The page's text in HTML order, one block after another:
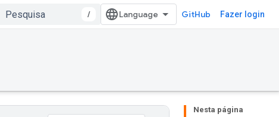
/ GitHub Fazer login
Nesta página